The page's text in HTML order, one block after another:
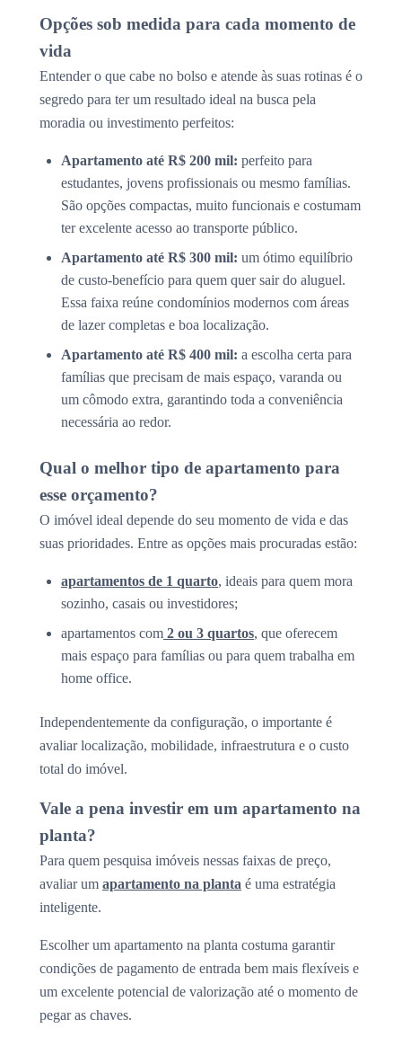
Opções sob medida para cada momento de
vida
Entender o que cabe no bolso e atende às suas rotinas é o
segredo para ter um resultado ideal na busca pela
moradia ou investimento perfeitos:
Apartamento até R$ 200 mil: perfeito para
estudantes, jovens profissionais ou mesmo famílias.
São opções compactas, muito funcionais e costumam
ter excelente acesso ao transporte público.
Apartamento até R$ 300 mil: um ótimo equilíbrio
de custo-benefício para quem quer sair do aluguel.
Essa faixa reúne condomínios modernos com áreas
de lazer completas e boa localização.
Apartamento até R$ 400 mil: a escolha certa para
famílias que precisam de mais espaço, varanda ou
um cômodo extra, garantindo toda a conveniência
necessária ao redor.
Qual o melhor tipo de apartamento para
esse orçamento?
O imóvel ideal depende do seu momento de vida e das
suas prioridades. Entre as opções mais procuradas estão:
apartamentos de 1 quarto, ideais para quem mora
sozinho, casais ou investidores;
apartamentos com 2 ou 3 quartos, que oferecem
mais espaço para famílias ou para quem trabalha em
home office.
Independentemente da configuração, o importante é
avaliar localização, mobilidade, infraestrutura e o custo
total do imóvel.
Vale a pena investir em um apartamento na
planta?
Para quem pesquisa imóveis nessas faixas de preço,
avaliar um apartamento na planta é uma estratégia
inteligente.
Escolher um apartamento na planta costuma garantir
condições de pagamento de entrada bem mais flexíveis e
um excelente potencial de valorização até o momento de
pegar as chaves.